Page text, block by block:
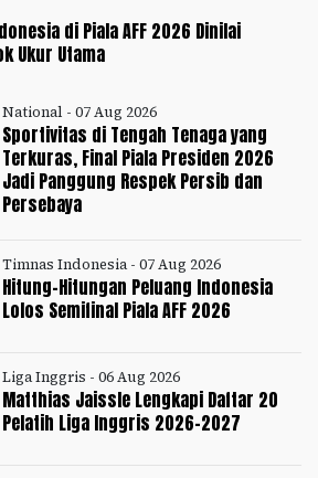
di Piala AFF 2026 Dinilai
Ukur Utama
National - 07 Aug 2026
Sportivitas di Tengah Tenaga yang
Terkuras, Final Piala Presiden 2026
Jadi Panggung Respek Persib dan
Persebaya
Timnas Indonesia - 07 Aug 2026
Hitung-Hitungan Peluang Indonesia
Lolos Semifinal Piala AFF 2026
Liga Inggris - 06 Aug 2026
Matthias Jaissle Lengkapi Daftar 20
Pelatih Liga Inggris 2026-2027